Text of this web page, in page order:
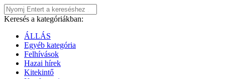
Keresés a kategóriákban:
ÁLLÁS
Egyéb kategória
Felhívások
Hazai hírek
Kitekintő